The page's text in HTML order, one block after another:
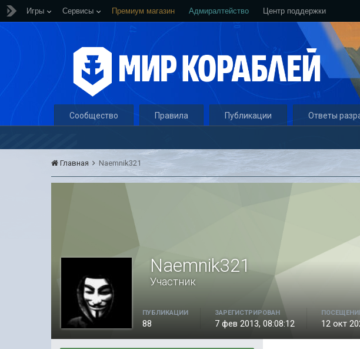
Игры Сервисы Премиум магазин Адмиралтейство Центр поддержки
Сообщество Правила Публикации Ответы
Главная Naemnik321
Naemnik321
Участник
ПУБЛИКАЦИИ
88
ЗАРЕГИСТРИРОВАН
7 фев 2013, 08:08:12 12 окт